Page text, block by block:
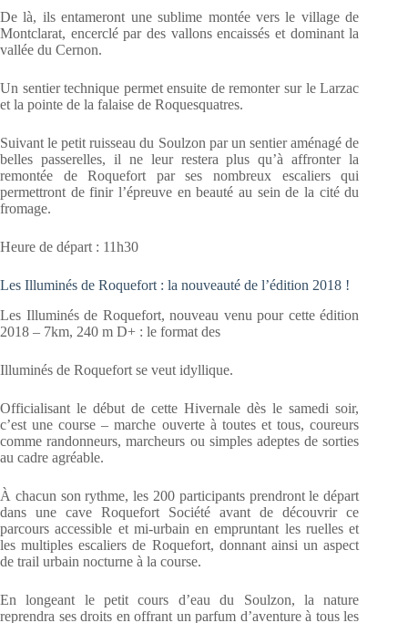
De là, ils entameront une sublime montée vers le village de
Montclarat, encerclé par des vallons encaissés et dominant la
vallée du Cernon.
Un sentier technique permet ensuite de remonter sur le Larzac
et la pointe de la falaise de Roquesquatres.
Suivant le petit ruisseau du Soulzon par un sentier aménagé de
belles passerelles, il ne leur restera plus qu’à affronter la
remontée de Roquefort par ses nombreux escaliers qui
permettront de finir l’épreuve en beauté au sein de la cité du
fromage.
Heure de départ : 11h30
Les Illuminés de Roquefort : la nouveauté de l’édition 2018 !
Les Illuminés de Roquefort, nouveau venu pour cette édition
2018 – 7km, 240 m D+ : le format des
Illuminés de Roquefort se veut idyllique.
Officialisant le début de cette Hivernale dès le samedi soir,
c’est une course – marche ouverte à toutes et tous, coureurs
comme randonneurs, marcheurs ou simples adeptes de sorties
au cadre agréable.
À chacun son rythme, les 200 participants prendront le départ
dans une cave Roquefort Société avant de découvrir ce
parcours accessible et mi-urbain en empruntant les ruelles et
les multiples escaliers de Roquefort, donnant ainsi un aspect
de trail urbain nocturne à la course.
En longeant le petit cours d’eau du Soulzon, la nature
reprendra ses droits en offrant un parfum d’aventure à tous les